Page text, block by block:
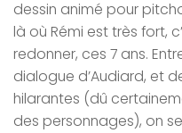
dessin animé pour
là où Rémi est très fort,
redonner, ces 7 ans.
dialogue d’Audiard, et
hilarantes (dû
des personnages), on